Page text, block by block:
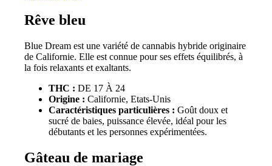
Rêve bleu
Blue Dream est une variété de cannabis hybride originaire
de Californie. Elle est connue pour ses effets équilibrés, à
la fois relaxants et exaltants.
THC : DE 17 À 24
Origine : Californie, Etats-Unis
Caractéristiques particulières : Goût doux et
sucré de baies, puissance élevée, idéal pour les
débutants et les personnes expérimentées.
Gâteau de mariage